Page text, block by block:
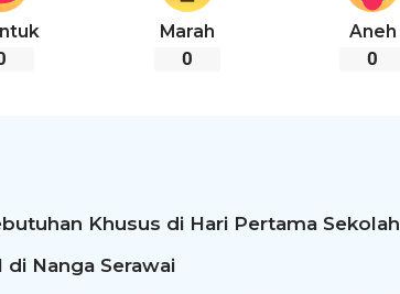
Marah
0
Aneh
0
Khusus di Hari Pertama Sekolah
Nanga Serawai